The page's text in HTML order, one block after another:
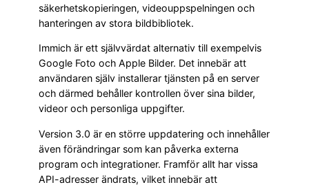
säkerhetskopieringen, videouppspelningen och
hanteringen av stora bildbibliotek.
Immich är ett självvärdat alternativ till exempelvis
Google Foto och Apple Bilder. Det innebär att
användaren själv installerar tjänsten på en server
och därmed behåller kontrollen över sina bilder,
videor och personliga uppgifter.
Version 3.0 är en större uppdatering och innehåller
även förändringar som kan påverka externa
program och integrationer. Framför allt har vissa
API-adresser ändrats, vilket innebär att